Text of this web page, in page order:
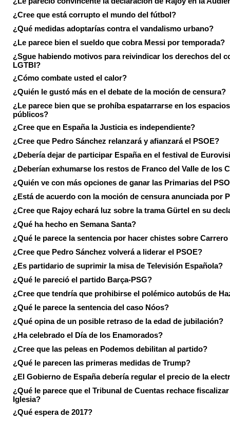
¿Cree que está corrupto el mundo del fútbol?
¿Qué medidas adoptarías contra el vandalismo urbano?
¿Le parece bien el sueldo que cobra Messi por temporada?
¿Sgue habiendo motivos para reivindicar los derechos del
LGTBI?
¿Cómo combate usted el calor?
¿Quién le gustó más en el debate de la moción de censura?
¿Le parece bien que se prohíba espatarrarse en los espacios
públicos?
¿Cree que en España la Justicia es independiente?
¿Cree que Pedro Sánchez relanzará y afianzará el PSOE?
¿Debería dejar de participar España en el festival de
¿Deberían exhumarse los restos de Franco del Valle de los
¿Quién ve con más opciones de ganar las Primarias del
¿Está de acuerdo con la moción de censura anunciada por
¿Cree que Rajoy echará luz sobre la trama Gürtel en su
¿Qué ha hecho en Semana Santa?
¿Qué le parece la sentencia por hacer chistes sobre
¿Cree que Pedro Sánchez volverá a liderar el PSOE?
¿Es partidario de suprimir la misa de Televisión Española?
¿Qué le pareció el partido Barça-PSG?
¿Cree que tendría que prohibirse el polémico autobús de
¿Qué le parece la sentencia del caso Nóos?
¿Qué opina de un posible retraso de la edad de jubilación?
¿Ha celebrado el Día de los Enamorados?
¿Cree que las peleas en Podemos debilitan al partido?
¿Qué le parecen las primeras medidas de Trump?
¿El Gobierno de España debería regular el precio de la
¿Qué le parece que el Tribunal de Cuentas rechace fiscalizar
Iglesia?
¿Qué espera de 2017?